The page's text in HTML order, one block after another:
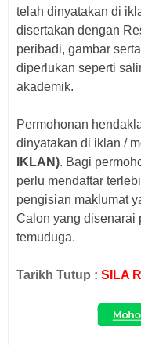
telah dinyatakan di
disertakan dengan
peribadi, gambar
diperlukan seperti
akademik.
Permohonan
dinyatakan di iklan /
IKLAN). Bagi p
perlu mendaftar
pengisian maklumat
Calon yang disenarai
temuduga.
Tarikh Tutup : SILA